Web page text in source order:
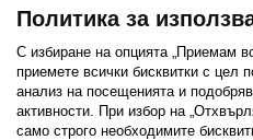
Последвайте ни:
FacebookTwitterYoutubePinterest
Политика за
С избиране на опцията „Приемам
приемете всички бисквитки с цел
анализ на посещенията и
активности. При избор на
само строго необходимитe